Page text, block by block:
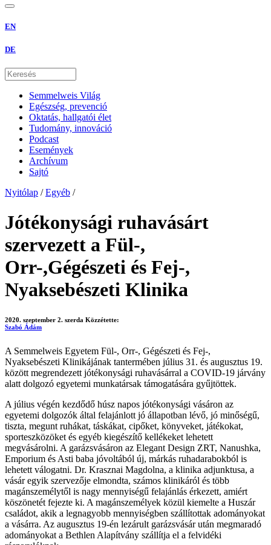
EN
DE
Semmelweis Világ
Egészség, prevenció
Oktatás, hallgatói élet
Tudomány, innováció
Podcast
Események
Archívum
Sajtó
Nyitólap / Egyéb /
Jótékonysági ruhavásárt
szervezett a Fül-,
Orr-,Gégészeti és Fej-,
Nyaksebészeti Klinika
2020. szeptember 2. szerda Közzétette:
Szabó Ádám
A Semmelweis Egyetem Fül-, Orr-, Gégészeti és Fej-,
Nyaksebészeti Klinikájának tantermében július 31. és augusztus 19.
között megrendezett jótékonysági ruhavásárral a COVID-19 járvány
alatt dolgozó egyetemi munkatársak támogatására gyűjtöttek.
A július végén kezdődő húsz napos jótékonysági vásáron az
egyetemi dolgozók által felajánlott jó állapotban lévő, jó minőségű,
tiszta, megunt ruhákat, táskákat, cipőket, könyveket, játékokat,
sporteszközöket és egyéb kiegészítő kellékeket lehetett
megvásárolni. A garázsvásáron az Elegant Design ZRT, Nanushka,
Emporium és Asti baba jóvoltából új, márkás ruhadarabokból is
lehetett válogatni. Dr. Krasznai Magdolna, a klinika adjunktusa, a
vásár egyik szervezője elmondta, számos klinikáról és több
magánszemélytől is nagy mennyiségű felajánlás érkezett, amiért
köszönetét fejezte ki. A magánszemélyek közül kiemelte a Huszár
családot, akik a legnagyobb mennyiségben szállítottak adományokat
a vásárra. Az augusztus 19-én lezárult garázsvásár után megmaradó
adományokat a Bethlen Alapítvány szállítja el a felvidéki